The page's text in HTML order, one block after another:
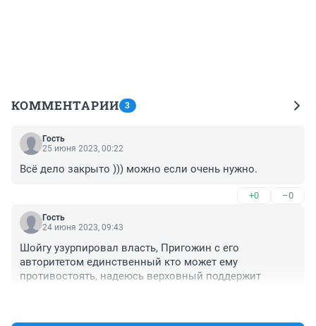
КОММЕНТАРИИ 3
Гость
25 июня 2023, 00:22
Всё дело закрыто ))) можно если очень нужно.
+0 –0
Гость
24 июня 2023, 09:43
Шойгу узурпировал власть, Пригожин с его
авторитетом единственный кто может ему
противостоять, надеюсь верховный поддержит